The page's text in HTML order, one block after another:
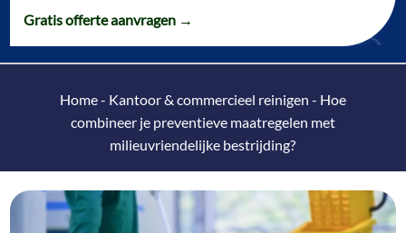
Gratis offerte aanvragen →
Home- Kantoor & commercieel reinigen - Hoe
combineer je preventieve maatregelen met
milieuvriendelijke bestrijding?